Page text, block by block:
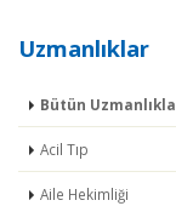
Uzmanlıklar
Bütün
Acil Tıp
Aile Hekimliği